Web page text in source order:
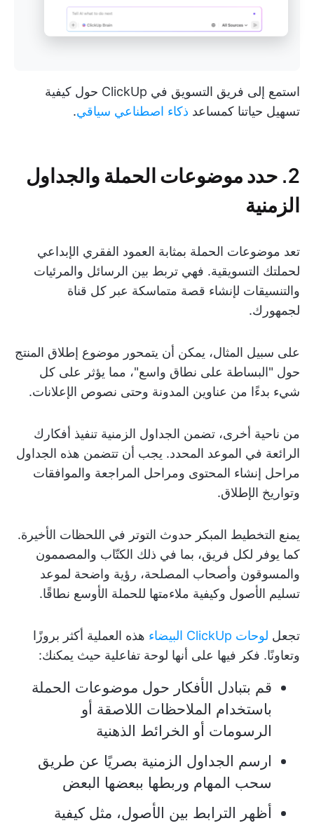
استمع إلى فريق التسويق في ClickUp حول كيفية
تسهيل حياتنا كمساعد ذكاء اصطناعي سياقي.
2. حدد موضوعات الحملة والجداول
الزمنية
تعد موضوعات الحملة بمثابة العمود الفقري الإبداعي
لحملتك التسويقية. فهي تربط بين الرسائل والمرئيات
والتنسيقات لإنشاء قصة متماسكة عبر كل قناة
لجمهورك.
على سبيل المثال، يمكن أن يتمحور موضوع إطلاق المنتج
حول "البساطة على نطاق واسع"، مما يؤثر على كل
شيء بدءًا من عناوين المدونة وحتى نصوص الإعلانات.
من ناحية أخرى، تضمن الجداول الزمنية تنفيذ أفكارك
الرائعة في الموعد المحدد. يجب أن تتضمن هذه الجداول
مراحل إنشاء المحتوى ومراحل المراجعة والموافقات
وتواريخ الإطلاق.
يمنع التخطيط المبكر حدوث التوتر في اللحظات الأخيرة.
كما يوفر لكل فريق، بما في ذلك الكتّاب والمصممون
والمسوقون وأصحاب المصلحة، رؤية واضحة لموعد
تسليم الأصول وكيفية ملاءمتها للحملة الأوسع نطاقًا.
تجعل لوحات ClickUp البيضاء
هذه العملية أكثر بروزًا
وتعاونًا. فكر فيها على أنها لوحة تفاعلية حيث يمكنك:
قم بتبادل الأفكار حول موضوعات الحملة
باستخدام الملاحظات اللاصقة أو
الرسومات أو الخرائط الذهنية
ارسم الجداول الزمنية بصريًا عن طريق
سحب المهام وربطها ببعضها البعض
أظهر الترابط بين الأصول، مثل كيفية